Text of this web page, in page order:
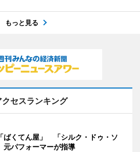
もっと見る
クセスランキング
ばくてん屋」 「シルク・ドゥ・ソ
元パフォーマーが指導